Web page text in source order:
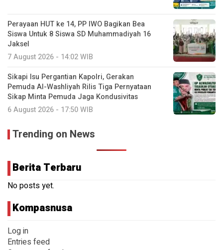
Perayaan HUT ke 14, PP IWO Bagikan Bea
Siswa Untuk 8 Siswa SD Muhammadiyah 16
Jaksel
7 August 2026 - 14:02 WIB
Sikapi Isu Pergantian Kapolri, Gerakan
Pemuda Al-Washliyah Rilis Tiga Pernyataan
Sikap Minta Pemuda Jaga Kondusivitas
6 August 2026 - 17:50 WIB
Trending on News
Berita Terbaru
No posts yet.
Kompasnusa
Log in
Entries feed